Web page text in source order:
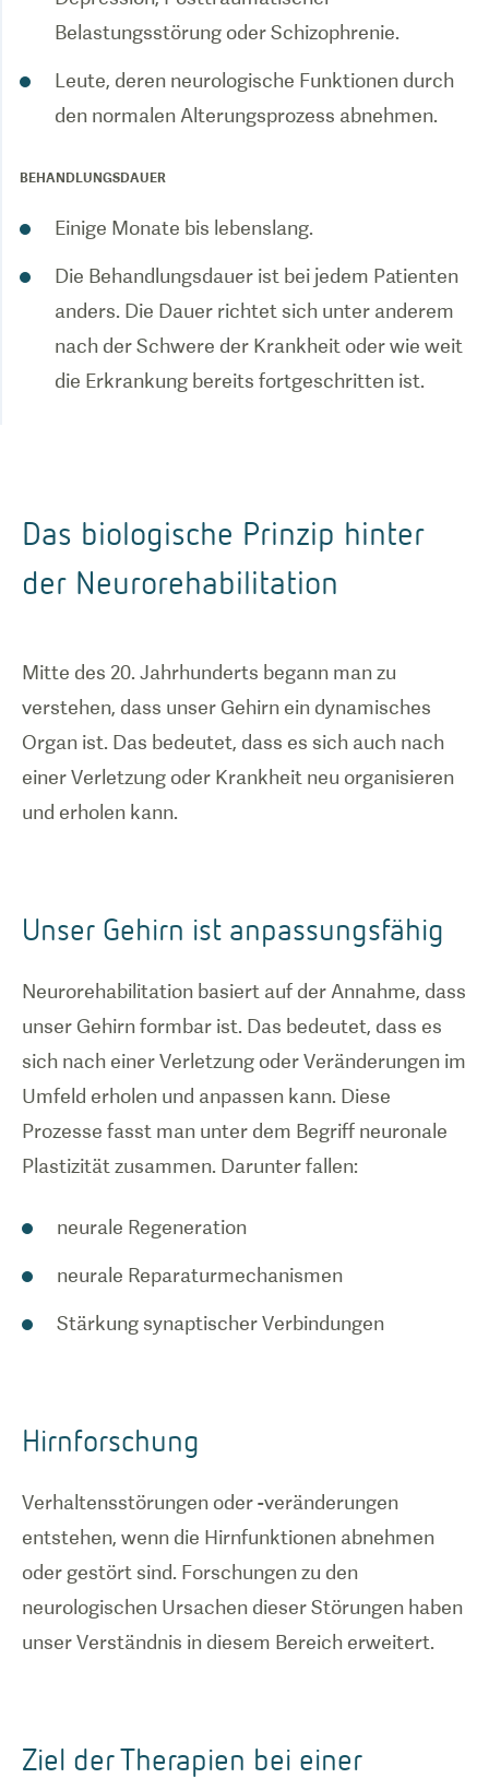
Belastungsstörung oder Schizophrenie.
Leute, deren neurologische Funktionen durch
den normalen Alterungsprozess abnehmen.
BEHANDLUNGSDAUER
Einige Monate bis lebenslang.
Die Behandlungsdauer ist bei jedem Patienten
anders. Die Dauer richtet sich unter anderem
nach der Schwere der Krankheit oder wie weit
die Erkrankung bereits fortgeschritten ist.
Das biologische Prinzip hinter
der Neurorehabilitation
Mitte des 20. Jahrhunderts begann man zu
verstehen, dass unser Gehirn ein dynamisches
Organ ist. Das bedeutet, dass es sich auch nach
einer Verletzung oder Krankheit neu organisieren
und erholen kann.
Unser Gehirn ist anpassungsfähig
Neurorehabilitation basiert auf der Annahme, dass
unser Gehirn formbar ist. Das bedeutet, dass es
sich nach einer Verletzung oder Veränderungen im
Umfeld erholen und anpassen kann. Diese
Prozesse fasst man unter dem Begriff neuronale
Plastizität zusammen. Darunter fallen:
neurale Regeneration
neurale Reparaturmechanismen
Stärkung synaptischer Verbindungen
Hirnforschung
Verhaltensstörungen oder -veränderungen
entstehen, wenn die Hirnfunktionen abnehmen
oder gestört sind. Forschungen zu den
neurologischen Ursachen dieser Störungen haben
unser Verständnis in diesem Bereich erweitert.
Ziel der Therapien bei einer